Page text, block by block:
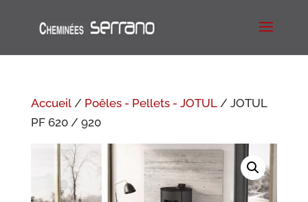
Accueil/ Poêles - Pellets - JOTUL/ JOTUL
PF 620 / 920